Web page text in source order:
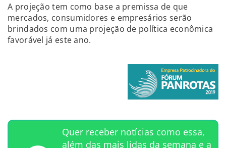
A projeção tem como base a premissa de que
mercados, consumidores e empresários serão
brindados com uma projeção de política econômica
favorável já este ano.
Quer receber notícias como essa,
além das mais lidas da semana e a